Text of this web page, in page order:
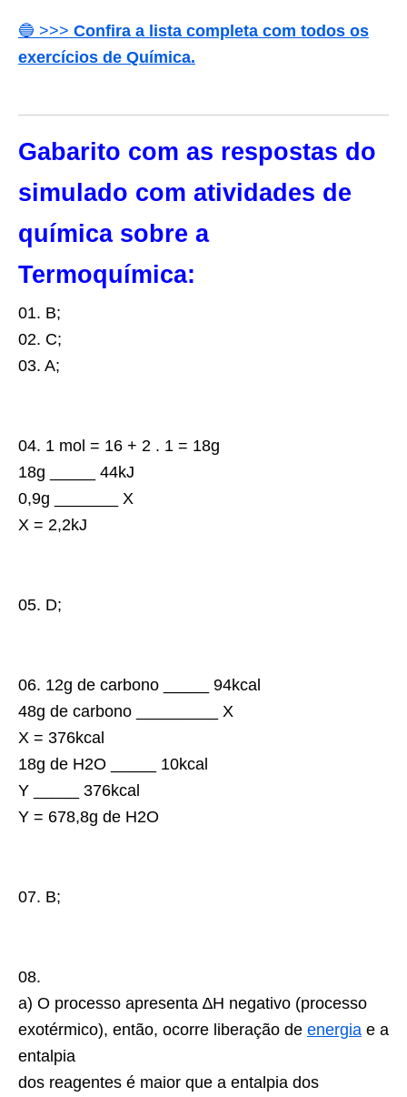
🔵 >>> Confira a lista completa com todos os
exercícios de Química.
Gabarito com as respostas do
simulado com atividades de
química sobre a
Termoquímica:
01. B;
02. C;
03. A;
04. 1 mol = 16 + 2 . 1 = 18g
18g _____ 44kJ
0,9g _______ X
X = 2,2kJ
05. D;
06. 12g de carbono _____ 94kcal
48g de carbono _________ X
X = 376kcal
18g de H2O _____ 10kcal
Y _____ 376kcal
Y = 678,8g de H2O
07. B;
08.
a) O processo apresenta ∆H negativo (processo
exotérmico), então, ocorre liberação de energia e a
entalpia
dos reagentes é maior que a entalpia dos